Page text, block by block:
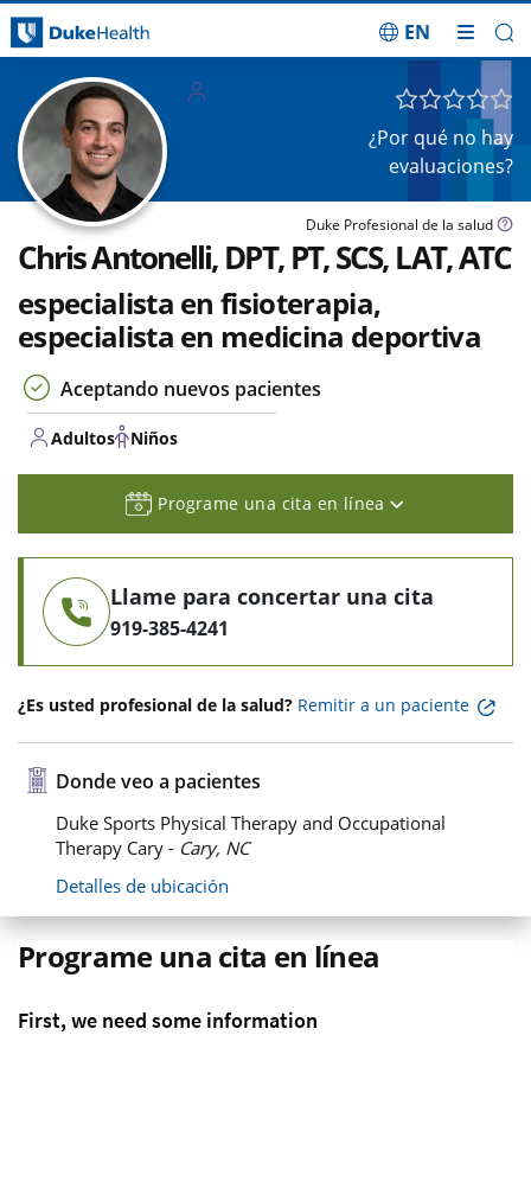
EN
¿Por qué no hay
evaluaciones?
Duke Profesional de la salud
Chris Antonelli, DPT, PT, SCS, LAT, ATC
especialista en fisioterapia,
especialista en medicina deportiva
Aceptando nuevos pacientes
Adultos Niños
Programe una cita en línea
Llame para concertar una cita
919-385-4241
¿Es usted profesional de la salud? Remitir a un paciente
Donde veo a pacientes
Duke Sports Physical Therapy and Occupational
Therapy Cary - Cary, NC
Detalles de ubicación
Programe una cita en línea